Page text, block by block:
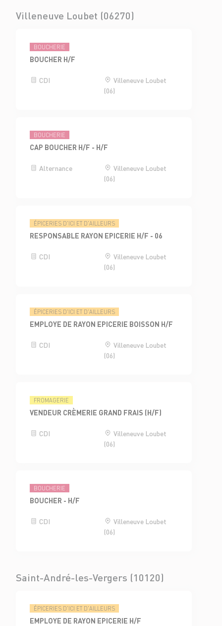
Villeneuve Loubet (06270)
BOUCHERIE
BOUCHER H/F
CDI
Villeneuve Loubet
(06)
BOUCHERIE
CAP BOUCHER H/F - H/F
Alternance
Villeneuve Loubet
(06)
ÉPICERIES D'ICI ET D'AILLEURS
RESPONSABLE RAYON EPICERIE H/F - 06
CDI
Villeneuve Loubet
(06)
ÉPICERIES D'ICI ET D'AILLEURS
EMPLOYE DE RAYON EPICERIE BOISSON H/F
CDI
Villeneuve Loubet
(06)
FROMAGERIE
VENDEUR CRÈMERIE GRAND FRAIS (H/F)
CDI
Villeneuve Loubet
(06)
BOUCHERIE
BOUCHER - H/F
CDI
Villeneuve Loubet
(06)
Saint-André-les-Vergers (10120)
ÉPICERIES D'ICI ET D'AILLEURS
EMPLOYE DE RAYON EPICERIE H/F